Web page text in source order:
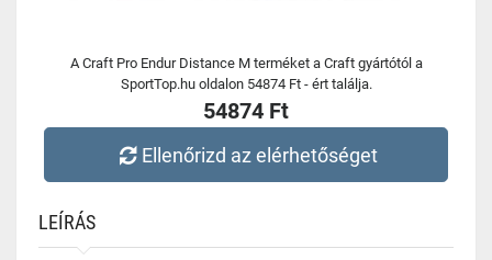
A Craft Pro Endur Distance M terméket a Craft gyártótól a
SportTop.hu oldalon 54874 Ft - ért találja.
54874 Ft
Ellenőrizd az elérhetőséget
LEÍRÁS